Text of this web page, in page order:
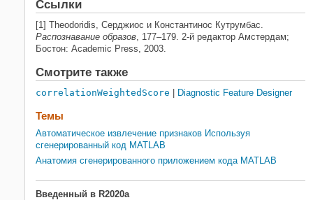
Ссылки
[1] Theodoridis, Серджиос и Константинос Кутрумбас.
Распознавание образов, 177–179. 2-й редактор Амстердам;
Бостон: Academic Press, 2003.
Смотрите также
correlationWeightedScore Diagnostic Feature Designer
Темы
Автоматическое извлечение признаков Используя
сгенерированный код MATLAB
Анатомия сгенерированного приложением кода MATLAB
Введенный в R2020a